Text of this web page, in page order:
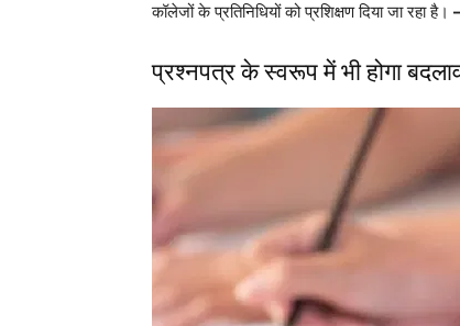
कॉलेजों के प्रतिनिधियों को प्रशिक्षण दिया जा रहा है।
प्रश्नपत्र के स्वरूप में भी होगा